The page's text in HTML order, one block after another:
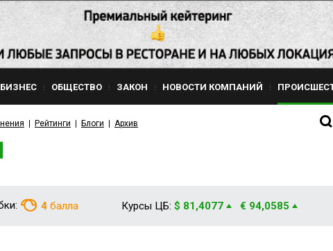
БИЗНЕС ОБЩЕСТВО ЗАКОН НОВОСТИ КОМПАНИЙ
Рейтинги Блоги Архив
4 балла Курсы ЦБ: $ 81,4077 € 94,0585